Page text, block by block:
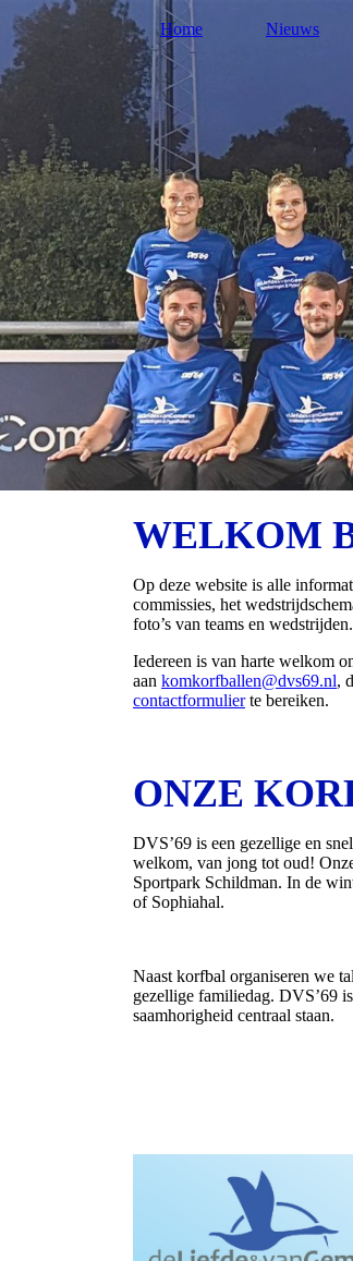
Home Nieuws
WELKOM
Op deze website is alle
commissies, het
foto’s van teams en wedstrijden.
Iedereen is van harte welkom
aan komkorfballen@dvs69.nl,
contactformulierte bereiken.
ONZE
DVS’69 is een gezellige en
welkom, van jong tot oud!
Sportpark Schildman. In de
of Sophiahal.
Naast korfbal organiseren we
gezellige familiedag. DVS’69
saamhorigheid centraal staan.